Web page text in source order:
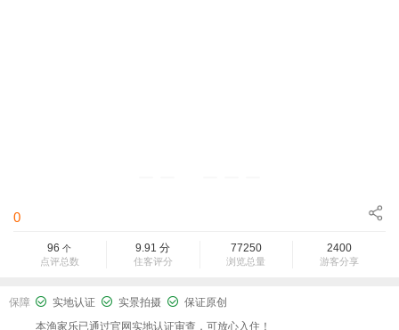
0
96 个
点评总数
9.91 分
住客评分
77250
浏览总量
2400
游客分享
保障 实地认证 实景拍摄
保证原创
本渔家乐已通过官网实地认证审查，可放心入住！